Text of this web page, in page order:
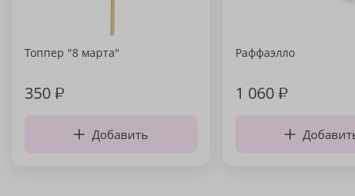
Топпер "8 марта"
350₽
Добавить
Раффаэлло
1 060₽